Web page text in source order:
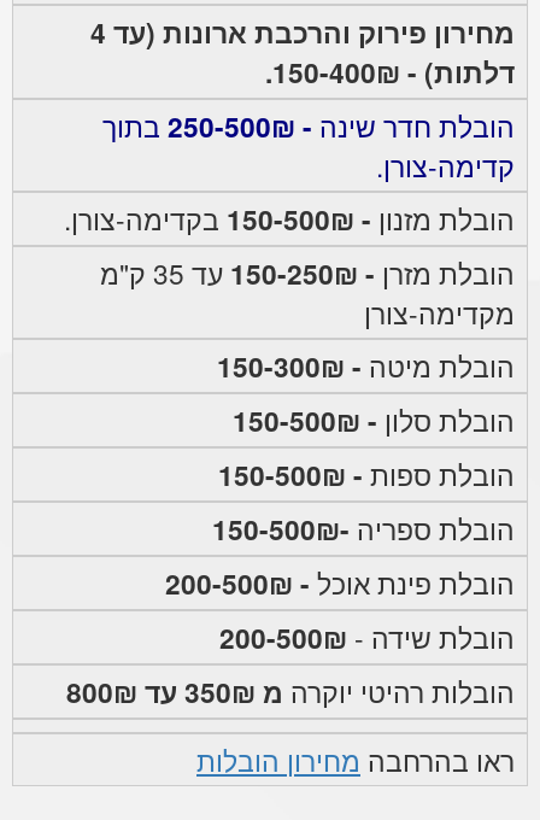
מחירון פירוק והרכבת ארונות (עד 4
דלתות) - 150-400₪.
הובלת חדר שינה - 250-500₪
בתוך
קדימה-צורן.
הובלת מזנון - 150-500₪
בקדימה-צורן.
הובלת מזרן - 150-250₪
עד 35 ק"מ
מקדימה-צורן
הובלת מיטה - 150-300₪
הובלת סלון - 150-500₪
הובלת ספות - 150-500₪
הובלת ספריה -150-500₪
הובלת פינת אוכל - 200-500₪
הובלת שידה - 200-500₪
הובלות רהיטי יוקרה מ 350₪ עד 800₪
ראו בהרחבה מחירון הובלות